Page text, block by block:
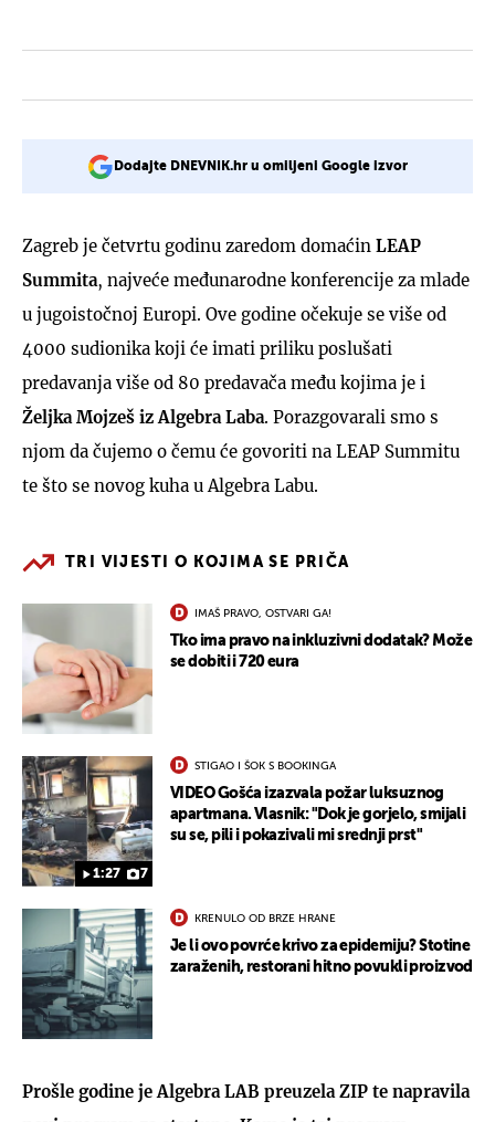
Dodajte DNEVNIK.hr u omiljeni Google izvor
Zagreb je četvrtu godinu zaredom domaćin LEAP
Summita, najveće međunarodne konferencije za mlade
u jugoistočnoj Europi. Ove godine očekuje se više od
4000 sudionika koji će imati priliku poslušati
predavanja više od 80 predavača među kojima je i
Željka Mojzeš iz Algebra Laba. Porazgovarali smo s
njom da čujemo o čemu će govoriti na LEAP Summitu
te što se novog kuha u Algebra Labu.
TRI VIJESTI O KOJIMA SE PRIČA
IMAŠ PRAVO, OSTVARI GA!
Tko ima pravo na inkluzivni dodatak? Može
se dobiti i 720 eura
1:27 7
STIGAO I ŠOK S BOOKINGA
VIDEO Gošća izazvala požar luksuznog
apartmana. Vlasnik: "Dok je gorjelo, smijali
su se, pili i pokazivali mi srednji prst"
KRENULO OD BRZE HRANE
Je li ovo povrće krivo za epidemiju? Stotine
zaraženih, restorani hitno povukli proizvod
Prošle godine je Algebra LAB preuzela ZIP te napravila